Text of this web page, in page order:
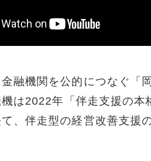
融機関を公的につなぐ「
は2022年「伴走支援の本
、伴走型の経営改善支援